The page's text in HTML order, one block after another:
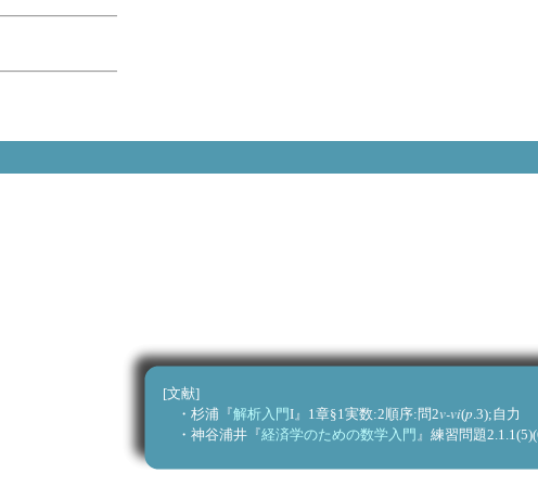
[文献]
・杉浦『解析入門I』1章§1実数:2順序:問2v-vi(p
・神谷浦井『経済学のための数学入門 』練習問題